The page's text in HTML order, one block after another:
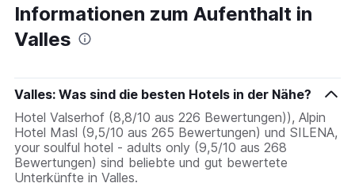
Informationen zum Aufenthalt in
Valles
Valles: Was sind die besten Hotels in der Nähe?
Hotel Valserhof (8,8/10 aus 226 Bewertungen)), Alpin
Hotel Masl (9,5/10 aus 265 Bewertungen) und SILENA,
your soulful hotel - adults only (9,5/10 aus 268
Bewertungen) sind beliebte und gut bewertete
Unterkünfte in Valles.